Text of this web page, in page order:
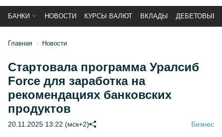
БАНКИ НОВОСТИ КУРСЫ ВАЛЮТ ВКЛАДЫ ДЕБЕТОВЫЕ
Главная Новости
Стартовала программа Уралсиб
Force для заработка на
рекомендациях банковских
продуктов
20.11.2025 13:22 (мск+2) Бизнес